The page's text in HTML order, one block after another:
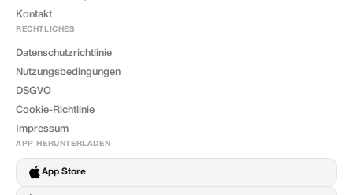
Kontakt
RECHTLICHES
Datenschutzrichtlinie
Nutzungsbedingungen
DSGVO
Cookie-Richtlinie
Impressum
APP HERUNTERLADEN
App Store